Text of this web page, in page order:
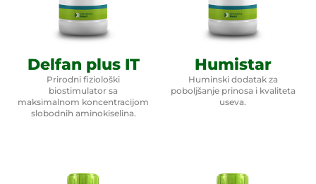
Delfan plus IT
Prirodni fiziološki
biostimulator sa
maksimalnom koncentracijom
slobodnih aminokiselina.
Humistar
Huminski dodatak za
poboljšanje prinosa i kvaliteta
useva.